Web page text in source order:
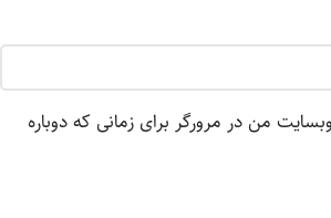
من در مرورگر برای زمانی که دوباره